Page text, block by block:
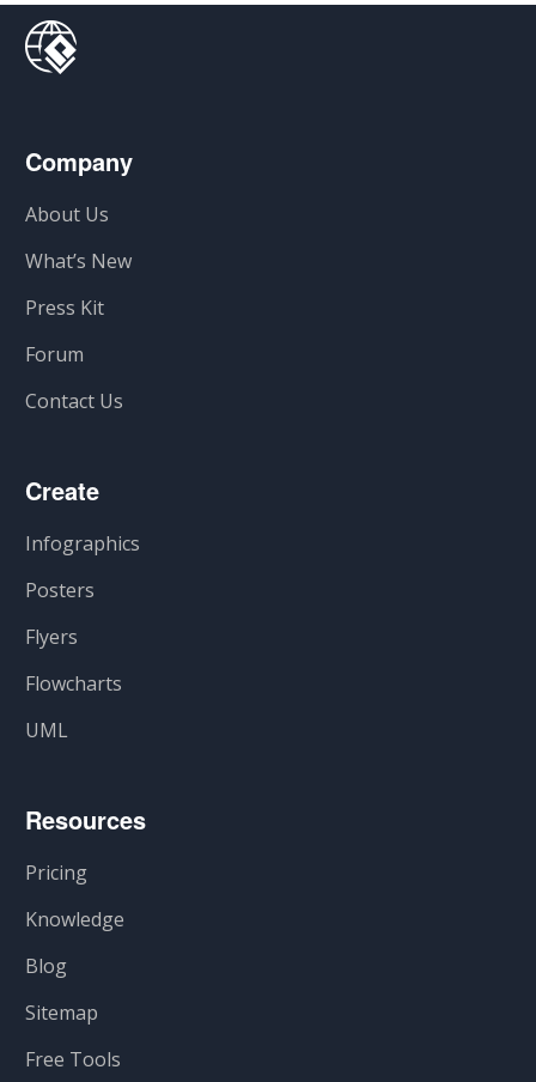
Company
About Us
What’s New
Press Kit
Forum
Contact Us
Create
Infographics
Posters
Flyers
Flowcharts
UML
Resources
Pricing
Knowledge
Blog
Sitemap
Free Tools